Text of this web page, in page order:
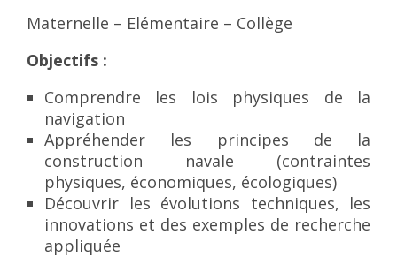
Maternelle – Elémentaire – Collège
Objectifs :
Comprendre les lois physiques de la
navigation
Appréhender les principes de la
construction navale (contraintes
physiques, économiques, écologiques)
Découvrir les évolutions techniques, les
innovations et des exemples de recherche
appliquée